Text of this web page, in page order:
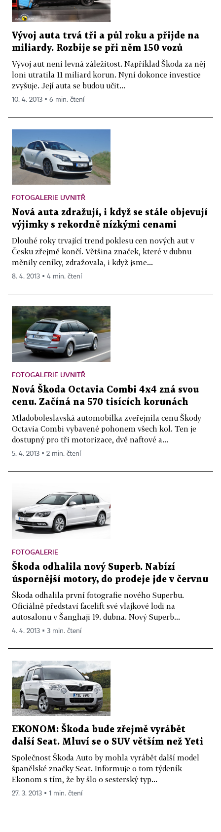
Vývoj auta trvá tři a půl roku a přijde na
miliardy. Rozbije se při něm 150 vozů
Vývoj aut není levná záležitost. Například Škoda za něj
loni utratila 11 miliard korun. Nyní dokonce investice
zvyšuje. Její auta se budou učit...
10. 4. 2013 ▪ 6 min. čtení
FOTOGALERIE UVNITŘ
Nová auta zdražují, i když se stále objevují
výjimky s rekordně nízkými cenami
Dlouhé roky trvající trend poklesu cen nových aut v
Česku zřejmě končí. Většina značek, které v dubnu
měnily ceníky, zdražovala, i když jsme...
8. 4. 2013 ▪ 4 min. čtení
FOTOGALERIE UVNITŘ
Nová Škoda Octavia Combi 4x4 zná svou
cenu. Začíná na 570 tisících korunách
Mladoboleslavská automobilka zveřejnila cenu Škody
Octavia Combi vybavené pohonem všech kol. Ten je
dostupný pro tři motorizace, dvě naftové a...
5. 4. 2013 ▪ 2 min. čtení
FOTOGALERIE
Škoda odhalila nový Superb. Nabízí
úspornější motory, do prodeje jde v červnu
Škoda odhalila první fotografie nového Superbu.
Oficiálně představí facelift své vlajkové lodi na
autosalonu v Šanghaji 19. dubna. Nový Superb...
4. 4. 2013 ▪ 3 min. čtení
EKONOM: Škoda bude zřejmě vyrábět
další Seat. Mluví se o SUV větším než Yeti
Společnost Škoda Auto by mohla vyrábět další model
španělské značky Seat. Informuje o tom týdeník
Ekonom s tím, že by šlo o sesterský typ...
27. 3. 2013 ▪ 1 min. čtení